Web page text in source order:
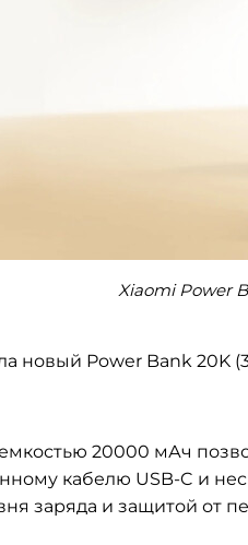
Xiaomi Power
новый Power Bank 20K
20000 мАч
кабелю USB-C и
заряда и защитой от